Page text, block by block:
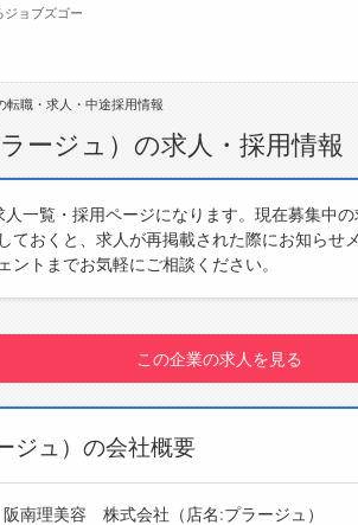
転職ノウハウ(応募書類の書き方・面接対策
ど)
転職・採用コラム
ョブズゴー
職・求人・中途採用情報
ージュ）の求人・採用情報
一覧・採用ページになります。現在募集中
ておくと、求人が再掲載された際にお知ら
トまでお気軽にご相談ください。
この企業の求人を見る
ジュ）の会社概要
阪南理美容 株式会社（店名:プラージュ）